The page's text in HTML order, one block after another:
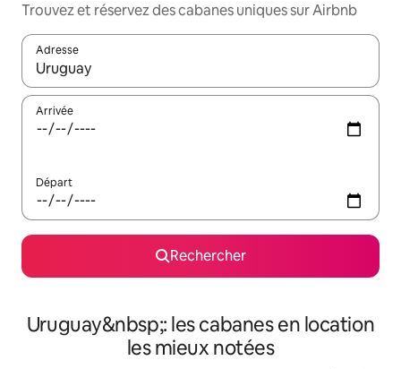
Trouvez et réservez des cabanes uniques sur Airbnb
Adresse
Lorsque les résultats s'affichent, utilisez les flèches vers le
Arrivée
Départ
Rechercher
Uruguay&nbsp;: les cabanes en location
les mieux notées